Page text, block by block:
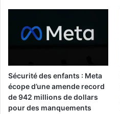
Sécurité des enfants : Meta
écope d’une amende record
de 942 millions de dollars
pour des manquements